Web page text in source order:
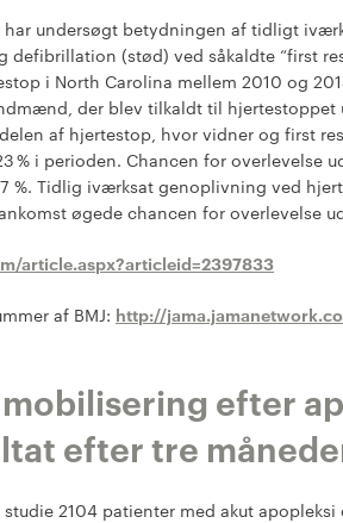
har undersøgt betydningen af tidligt
defibrillation (stød) ved såkaldte “first
i North Carolina mellem 2010 og
der blev tilkaldt til hjertestoppet
af hjertestop, hvor vidner og first
% i perioden. Chancen for overlevelse
%. Tidlig iværksat genoplivning ved
øgede chancen for overlevelse
article.aspx?articleid=2397833
af BMJ: http://
efter
efter tre
2104 patienter med akut